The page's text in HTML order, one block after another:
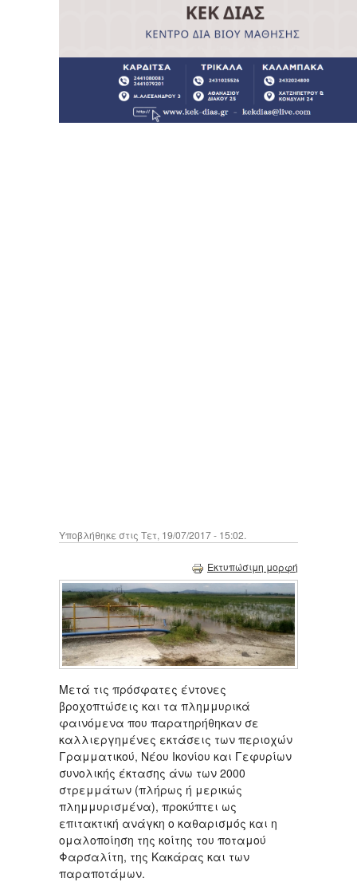
Υποβλήθηκε στις Τετ, 19/07/2017 - 15:02.
Εκτυπώσιμη μορφή
Μετά τις πρόσφατες έντονες
βροχοπτώσεις και τα πλημμυρικά
φαινόμενα που παρατηρήθηκαν σε
καλλιεργημένες εκτάσεις των περιοχών
Γραμματικού, Νέου Ικονίου και Γεφυρίων
συνολικής έκτασης άνω των 2000
στρεμμάτων (πλήρως ή μερικώς
πλημμυρισμένα), προκύπτει ως
επιτακτική ανάγκη ο καθαρισμός και η
ομαλοποίηση της κοίτης του ποταμού
Φαρσαλίτη, της Κακάρας και των
παραποτάμων.